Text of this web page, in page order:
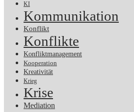
KI
Kommunikation
Konflikt
Konflikte
Konfliktmanagement
Kooperation
Kreativität
Krieg
Krise
Mediation